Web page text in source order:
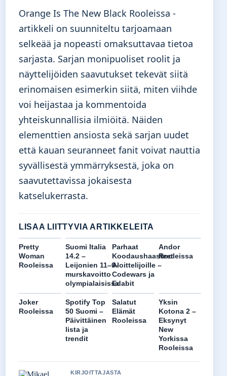
Orange Is The New Black Rooleissa -
artikkeli on suunniteltu tarjoamaan
selkeää ja nopeasti omaksuttavaa tietoa
sarjasta. Sarjan monipuoliset roolit ja
näyttelijöiden saavutukset tekevät siitä
erinomaisen esimerkin siitä, miten viihde
voi heijastaa ja kommentoida
yhteiskunnallisia ilmiöitä. Näiden
elementtien ansiosta sekä sarjan uudet
että kauan seuranneet fanit voivat nauttia
syvällisestä ymmärryksestä, joka on
saavutettavissa jokaisesta
katselukerrasta.
LISAA LIITTYVIA ARTIKKELEITA
Pretty
Woman
Rooleissa
Suomi Italia
14.2 –
Leijonien 11–0-
murskavoitto
olympialaisissa
Parhaat
Koodaushaasteet
Aloittelijoille –
Codewars ja
Edabit
Andor
Rooleissa
Joker
Rooleissa
Spotify Top
50 Suomi –
Päivittäinen
lista ja
trendit
Salatut
Elämät
Rooleissa
Yksin
Kotona 2 –
Eksynyt
New
Yorkissa
Rooleissa
KIRJOITTAJASTA